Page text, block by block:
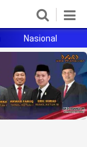
Nasional